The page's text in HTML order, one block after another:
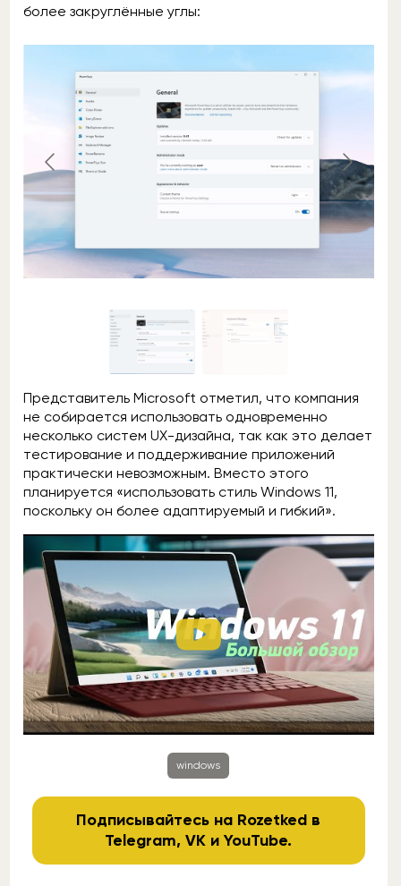
более закруглённые углы:
Представитель Microsoft отметил, что компания
не собирается использовать одновременно
несколько систем UX-дизайна, так как это делает
тестирование и поддерживание приложений
практически невозможным. Вместо этого
планируется «использовать стиль Windows 11,
поскольку он более адаптируемый и гибкий».
windows
Подписывайтесь на Rozetked в
Telegram,VK иYouTube.